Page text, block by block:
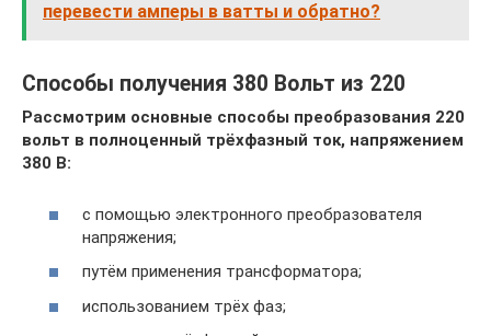
перевести амперы в ватты и обратно?
Способы получения 380 Вольт из 220
Рассмотрим основные способы преобразования 220
вольт в полноценный трёхфазный ток, напряжением
380 В:
с помощью электронного преобразователя
напряжения;
путём применения трансформатора;
использованием трёх фаз;